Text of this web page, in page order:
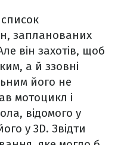
запланованих
він захотів, щоб
а й ззовні
його не
мотоцикл і
відомого у
у 3D. Звідти